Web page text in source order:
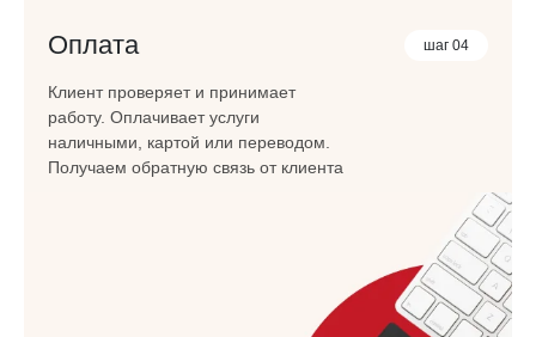
шаг 04
Оплата
Клиент проверяет и принимает
работу. Оплачивает услуги
наличными, картой или переводом.
Получаем обратную связь от клиента